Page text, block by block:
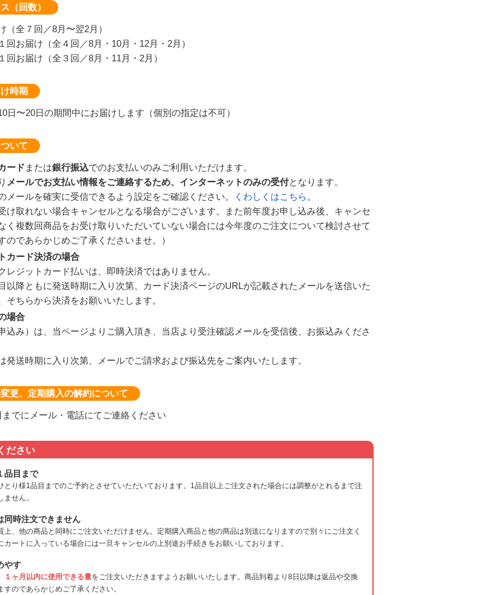
（回数）
（全７回／8月〜翌2月）
回お届け（全４回／8月・10月・12月・2月）
回お届け（全３回／8月・11月・2月）
時期
日〜20日の期間中にお届けします（個別の指定は不可）
いて
ード または銀行振込でのお支払いのみご利用いただけます。
メールでお支払い情報をご連絡するため、インターネットのみの受付となります。
メールを確実に受信できるよう設定をご確認ください。
くわしくはこちら 。
け取れない場合キャンセルとなる場合がございます。また前年度お申し込み後、キャンセ
く複数回商品をお受け取りいただいていない場合には今年度のご注文について検討させて
のであらかじめご了承くださいませ。）
カード決済の場合
レジットカード払いは、即時決済ではありません。
以降ともに発送時期に入り次第、カード決済ページのURLが記載されたメールを送信いた
そちらから決済をお願いいたします。
場合
込み）は、当ページよりご購入頂き、当店より受注確認メールを受信後、お振込みくださ
発送時期に入り次第、メールでご請求および振込先をご案内いたします。
更、定期購入の解約について
でにメール・電話にてご連絡ください
ださい
品目まで
とり様1品目までのご予約とさせていただいております。1品目以上ご注文された場合には調整がとれるまで注
せん。
同時注文できません
上、他の商品と同時にご注文いただけません。定期購入商品と他の商品は別送になりますので別々にご注文く
カートに入っている場合には一旦キャンセルの上別途お手続きをお願いしております。
やす
１ヶ月以内に使用できる量をご注文いただきますようお願いいたします。商品到着より8日以降は返品や交換
すのであらかじめご了承ください。